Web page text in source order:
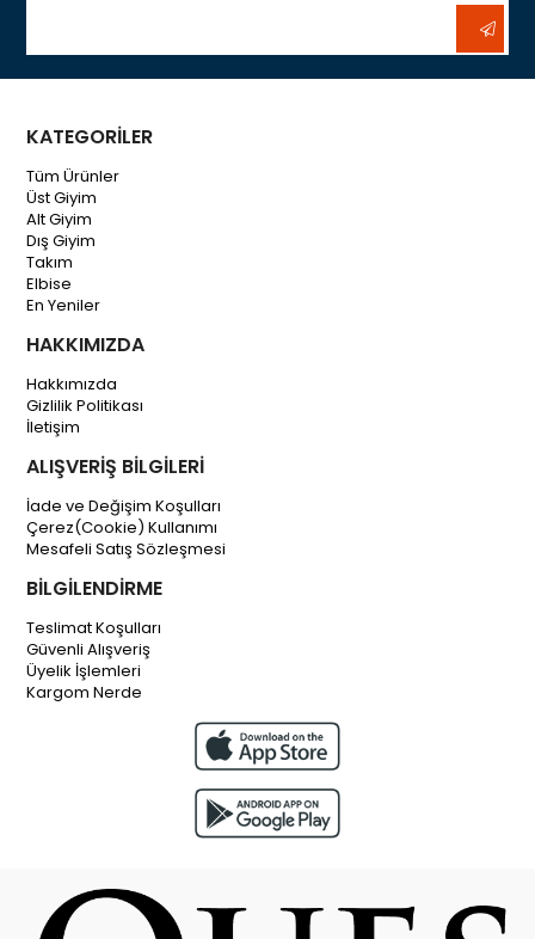
KATEGORİLER
Tüm Ürünler
Üst Giyim
Alt Giyim
Dış Giyim
Takım
Elbise
En Yeniler
HAKKIMIZDA
Hakkımızda
Gizlilik Politikası
İletişim
ALIŞVERİŞ BİLGİLERİ
İade ve Değişim Koşulları
Çerez(Cookie) Kullanımı
Mesafeli Satış Sözleşmesi
BİLGİLENDİRME
Teslimat Koşulları
Güvenli Alışveriş
Üyelik İşlemleri
Kargom Nerde